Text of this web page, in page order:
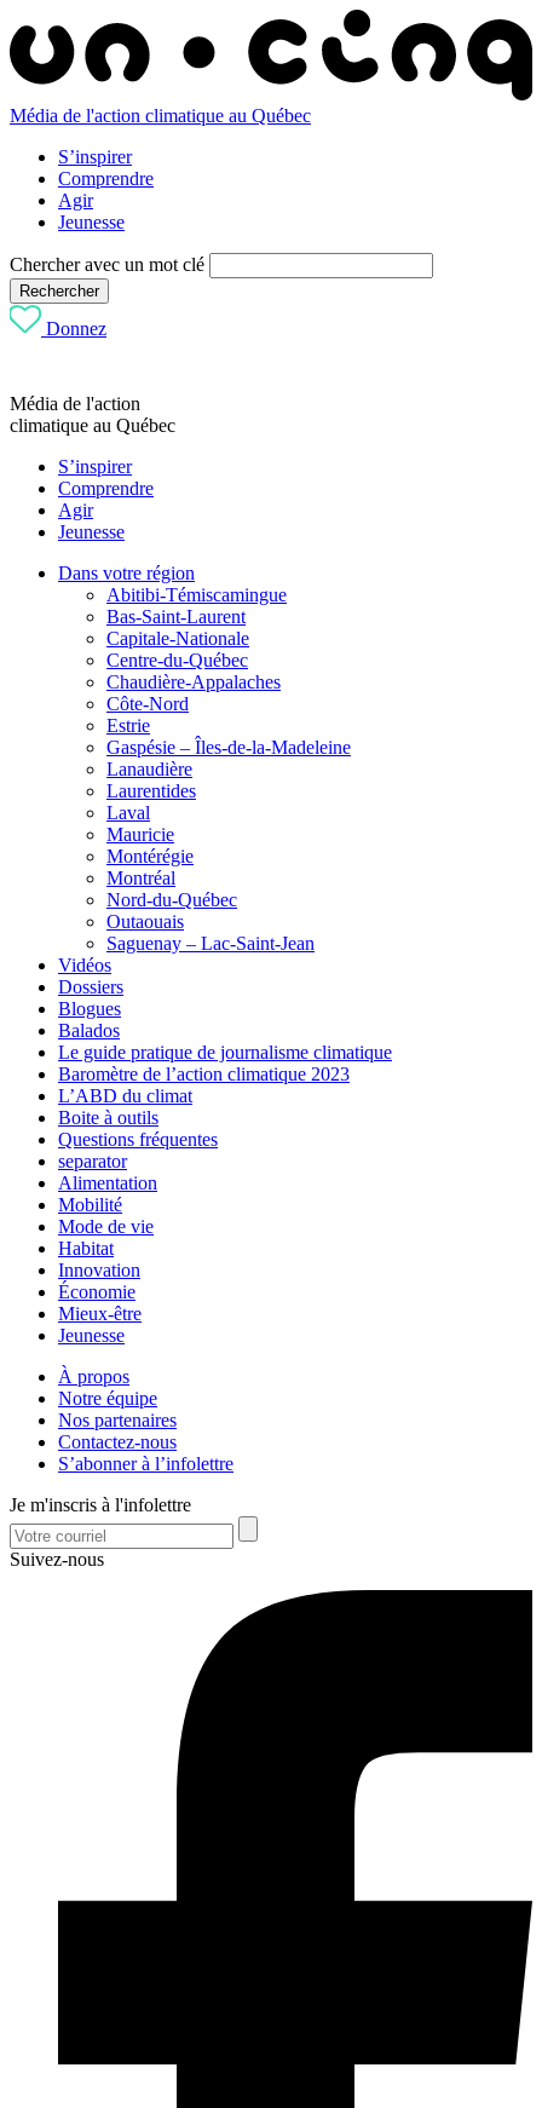
Média de l'action climatique au Québec
S’inspirer
Comprendre
Agir
Jeunesse
Chercher avec un mot clé
Rechercher
Donnez
Média de l'action
climatique au Québec
S’inspirer
Comprendre
Agir
Jeunesse
Dans votre région
Abitibi-Témiscamingue
Bas-Saint-Laurent
Capitale-Nationale
Centre-du-Québec
Chaudière-Appalaches
Côte-Nord
Estrie
Gaspésie – Îles-de-la-Madeleine
Lanaudière
Laurentides
Laval
Mauricie
Montérégie
Montréal
Nord-du-Québec
Outaouais
Saguenay – Lac-Saint-Jean
Vidéos
Dossiers
Blogues
Balados
Le guide pratique de journalisme climatique
Baromètre de l’action climatique 2023
L’ABD du climat
Boite à outils
Questions fréquentes
separator
Alimentation
Mobilité
Mode de vie
Habitat
Innovation
Économie
Mieux-être
Jeunesse
À propos
Notre équipe
Nos partenaires
Contactez-nous
S’abonner à l’infolettre
Je m'inscris à l'infolettre
Suivez-nous